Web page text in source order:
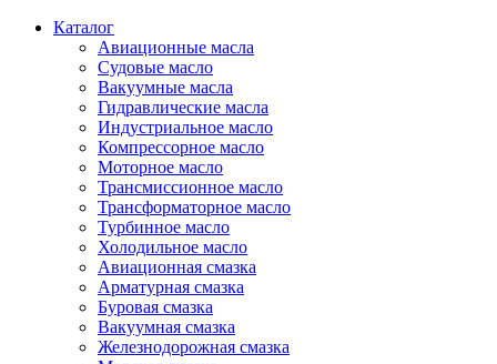
Каталог
Авиационные масла
Судовые масло
Вакуумные масла
Гидравлические масла
Индустриальное масло
Компрессорное масло
Моторное масло
Трансмиссионное масло
Трансформаторное масло
Турбинное масло
Холодильное масло
Авиационная смазка
Арматурная смазка
Буровая смазка
Вакуумная смазка
Железнодорожная смазка